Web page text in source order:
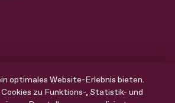
optimales Website-Erlebnis bieten.
zu Funktions-, Statistik- und